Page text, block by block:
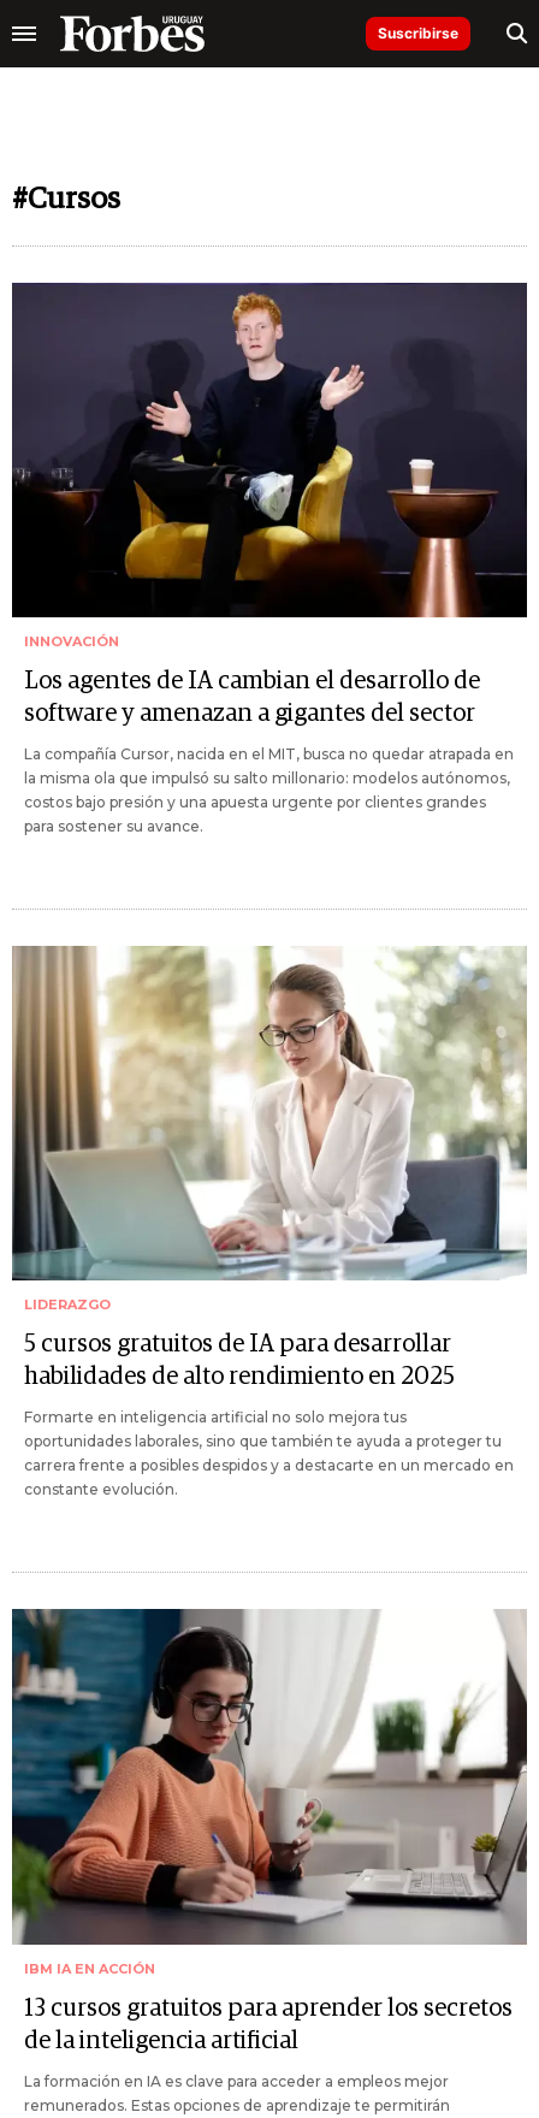
Suscribirse
#Cursos
INNOVACIÓN
Los agentes de IA cambian el desarrollo de
software y amenazan a gigantes del sector
La compañía Cursor, nacida en el MIT, busca no quedar atrapada en
la misma ola que impulsó su salto millonario: modelos autónomos,
costos bajo presión y una apuesta urgente por clientes grandes
para sostener su avance.
LIDERAZGO
5 cursos gratuitos de IA para desarrollar
habilidades de alto rendimiento en 2025
Formarte en inteligencia artificial no solo mejora tus
oportunidades laborales, sino que también te ayuda a proteger tu
carrera frente a posibles despidos y a destacarte en un mercado en
constante evolución.
IBM IA EN ACCIÓN
13 cursos gratuitos para aprender los secretos
de la inteligencia artificial
La formación en IA es clave para acceder a empleos mejor
remunerados. Estas opciones de aprendizaje te permitirán